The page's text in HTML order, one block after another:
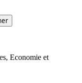
Economie et